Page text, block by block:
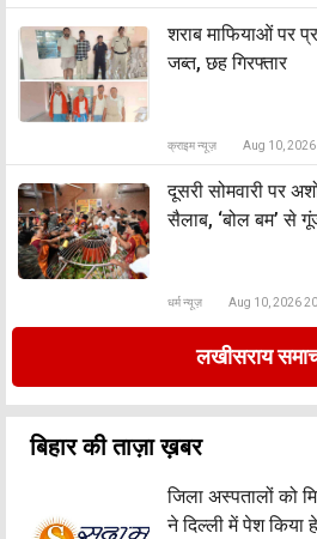
शराब माफियाओं पर
जब्त, छह गिरफ्तार
क्राइम न्यूज़ Aug 10,
दूसरी सोमवारी पर
सैलाब, ‘बोल बम’ से
धर्म न्यूज़ Aug 10, 2026
लखीसराय
बिहार की ताज़ा ख़बर
जिला अस्पतालों को
ने दिल्ली में पेश किया